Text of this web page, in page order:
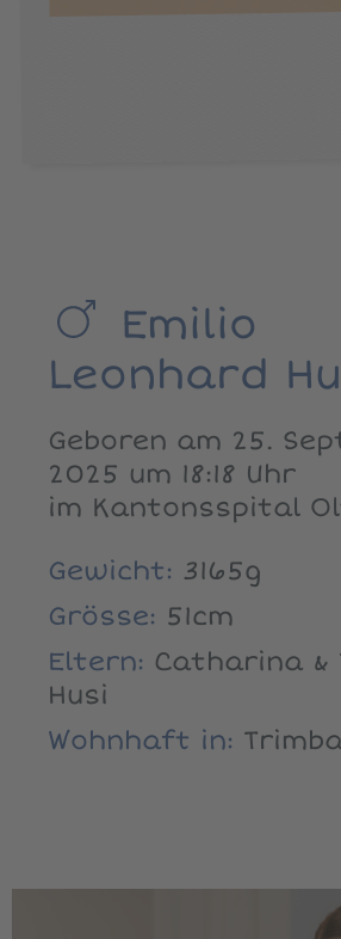
Emilio
Leonhard
Geboren am 25.
2025 um 18:18 Uhr
im Kantonsspital
Gewicht: 3165g
Grösse: 51cm
Eltern: Catharina &
Husi
Wohnhaft in: